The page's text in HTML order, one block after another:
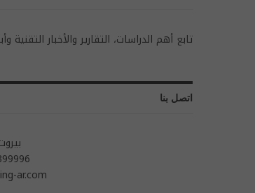
تابع أهم الدراسات، التقارير والأخبار التقنية
اتصل بنا
ar.com